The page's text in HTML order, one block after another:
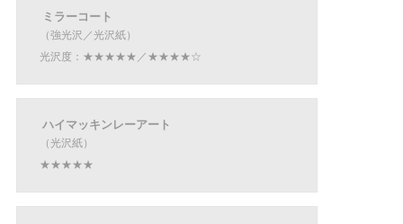
ミラーコート
（強光沢／光沢紙）
光沢度：★★★★★／★★★★☆
ハイマッキンレーアート
（光沢紙）
★★★★★